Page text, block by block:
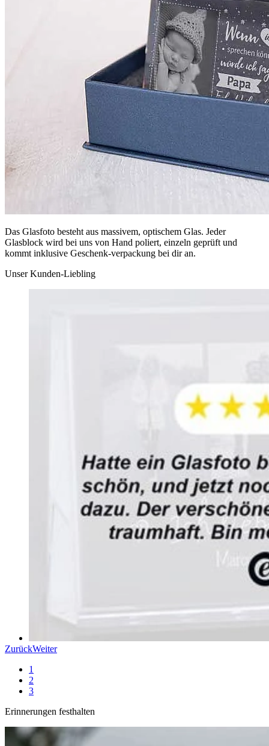
Das Glasfoto besteht aus massivem, optischem Glas. Jeder
Glasblock wird bei uns von Hand poliert, einzeln geprüft und
kommt inklusive Geschenk-verpackung bei dir an.
Unser Kunden-Liebling
ZurückWeiter
1
2
3
Erinnerungen festhalten